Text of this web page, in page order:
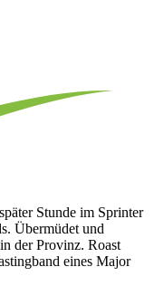
Stunde im Sprinter
Übermüdet und
der Provinz. Roast
eines Major